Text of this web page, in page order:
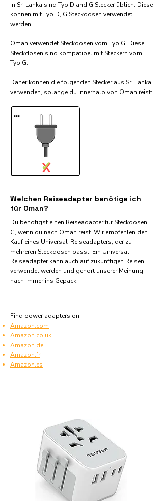
In Sri Lanka sind Typ D and G Stecker üblich. Diese
können mit Typ D, G Steckdosen verwendet
werden.
Oman verwendet Steckdosen vom Typ G. Diese
Steckdosen sind kompatibel mit Steckern vom
Typ G.
Daher können die folgenden Stecker aus Sri Lanka
verwenden, solange du innerhalb von Oman reist:​
...
X
✓
Welchen Reiseadapter benötige ich
für Oman?
Du benötigst einen Reiseadapter für Steckdosen
G, wenn du nach Oman reist. Wir empfehlen den
Kauf eines Universal-Reiseadapters, der zu
mehreren Steckdosen passt. Ein Universal-
Reiseadapter kann auch auf zukünftigen Reisen
verwendet werden und gehört unserer Meinung
nach immer ins Gepäck.
Find power adapters on:
Amazon.com
Amazon.co.uk
Amazon.de
Amazon.fr
Amazon.es